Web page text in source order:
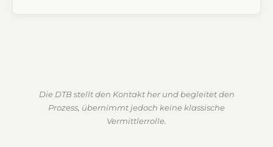
Die DTB stellt den Kontakt her und begleitet den
Prozess, übernimmt jedoch keine klassische
Vermittlerrolle.